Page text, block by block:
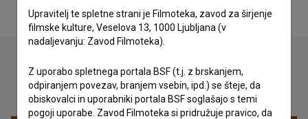
Oglejte si
Upravitelj te spletne strani je Filmoteka, zavod za širjenje
filmske kulture, Veselova 13, 1000 Ljubljana (v
nadaljevanju: Zavod Filmoteka).
Z uporabo spletnega portala BSF (t.j. z brskanjem,
odpiranjem povezav, branjem vsebin, ipd.) se šteje, da
obiskovalci in uporabniki portala BSF soglašajo s temi
pogoji uporabe. Zavod Filmoteka si pridružuje pravico, da